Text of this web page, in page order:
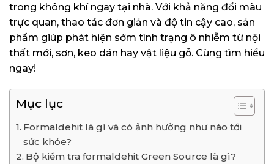
trong không khí ngay tại nhà. Với khả năng đổi màu
trực quan, thao tác đơn giản và độ tin cậy cao, sản
phẩm giúp phát hiện sớm tình trạng ô nhiễm từ nội
thất mới, sơn, keo dán hay vật liệu gỗ. Cùng tìm hiểu
ngay!
Mục lục
Formaldehit là gì và có ảnh hưởng như nào tới
sức khỏe?
Bộ kiểm tra formaldehit Green Source là gì?